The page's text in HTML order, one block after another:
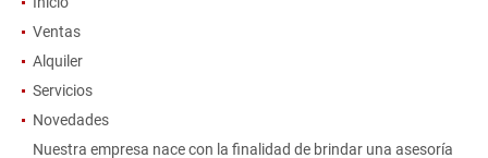
Inicio
Ventas
Alquiler
Servicios
Novedades